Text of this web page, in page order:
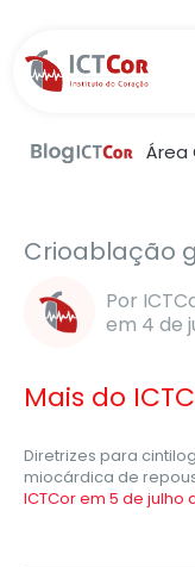
Área
Crioablação
Por
em 4 de
Mais do
Diretrizes para
miocárdica de
ICTCor em 5 de julho